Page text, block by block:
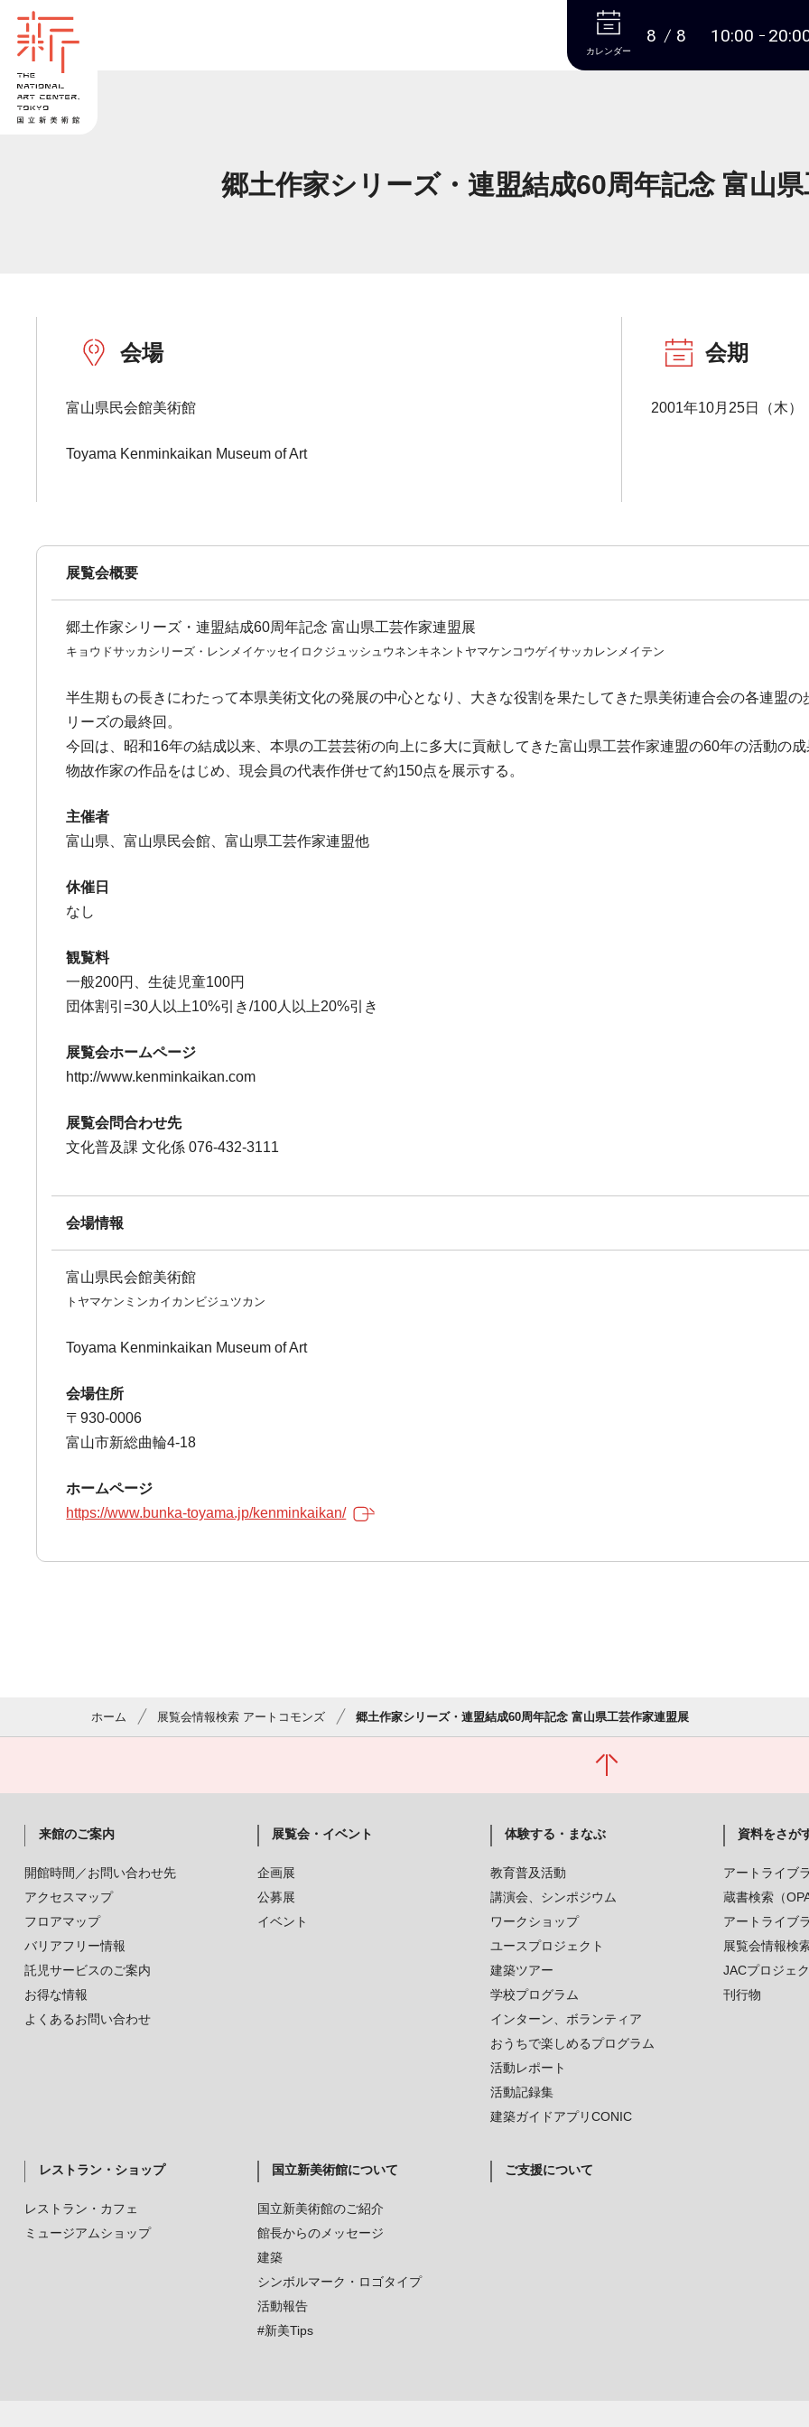
本文へ
カレンダー
8 8 10:00
郷土作家シリーズ・連盟結成60周年記念 富山
会場
富山県民会館美術館
Toyama Kenminkaikan Museum of Art
会期
2001年10月25日（木）
展覧会概要
郷土作家シリーズ・連盟結成60周年記念 富山県工芸作家連盟展
キョウドサッカシリーズ・レンメイケッセイロクジュッシュウネンキネントヤマケンコウゲイサッカレンメイテン
半生期もの長きにわたって本県美術文化の発展の中心となり、大きな役割を果たしてきた県美術連合会の各連盟
リーズの最終回。
今回は、昭和16年の結成以来、本県の工芸芸術の向上に多大に貢献してきた富山県工芸作家連盟の60年の活動の成
物故作家の作品をはじめ、現会員の代表作併せて約150点を展示する。
主催者
富山県、富山県民会館、富山県工芸作家連盟他
休催日
なし
観覧料
一般200円、生徒児童100円
団体割引=30人以上10%引き/100人以上20%引き
展覧会ホームページ
http://www.kenminkaikan.com
展覧会問合わせ先
文化普及課 文化係 076-432-3111
会場情報
富山県民会館美術館
トヤマケンミンカイカンビジュツカン
Toyama Kenminkaikan Museum of Art
会場住所
〒930-0006
富山市新総曲輪4-18
ホームページ
https://www.bunka-toyama.jp/kenminkaikan/
ホーム 展覧会情報検索 アートコモンズ 郷土作家シリーズ・連盟結成60周年記念 富山県工芸作家連盟展
来館のご案内
開館時間／お問い合わせ先
アクセスマップ
フロアマップ
バリアフリー情報
託児サービスのご案内
お得な情報
よくあるお問い合わせ
展覧会・イベント
企画展
公募展
イベント
体験する・まなぶ
教育普及活動
講演会、シンポジウム
ワークショップ
ユースプロジェクト
建築ツアー
学校プログラム
インターン、ボランティア
おうちで楽しめるプログラム
活動レポート
活動記録集
建築ガイドアプリCONIC
資料をさが
アートライブ
蔵書検索（
アートライブ
展覧会情報検
JACプロジェ
刊行物
レストラン・ショップ
レストラン・カフェ
ミュージアムショップ
国立新美術館について
国立新美術館のご紹介
館長からのメッセージ
建築
シンボルマーク・ロゴタイプ
活動報告
#新美Tips
ご支援について